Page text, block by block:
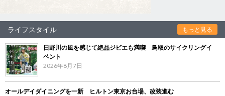
ライフスタイル もっと見る
日野川の風を感じて絶品ジビエも満喫 鳥取のサイクリングイ
ベント
2026年8月7日
オールデイダイニングを一新 ヒルトン東京お台場、改装進む